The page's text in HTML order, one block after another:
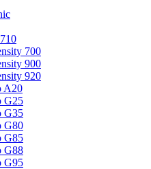
700
900
920
A20
G25
G35
G80
G85
G88
G95